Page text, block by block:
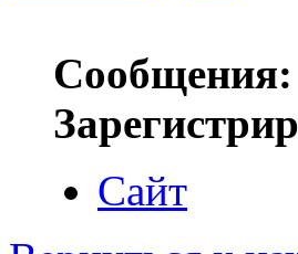
Сообщения:
Сайт